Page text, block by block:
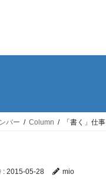
バー Column 「書く」仕事
: 2015-05-28 mio